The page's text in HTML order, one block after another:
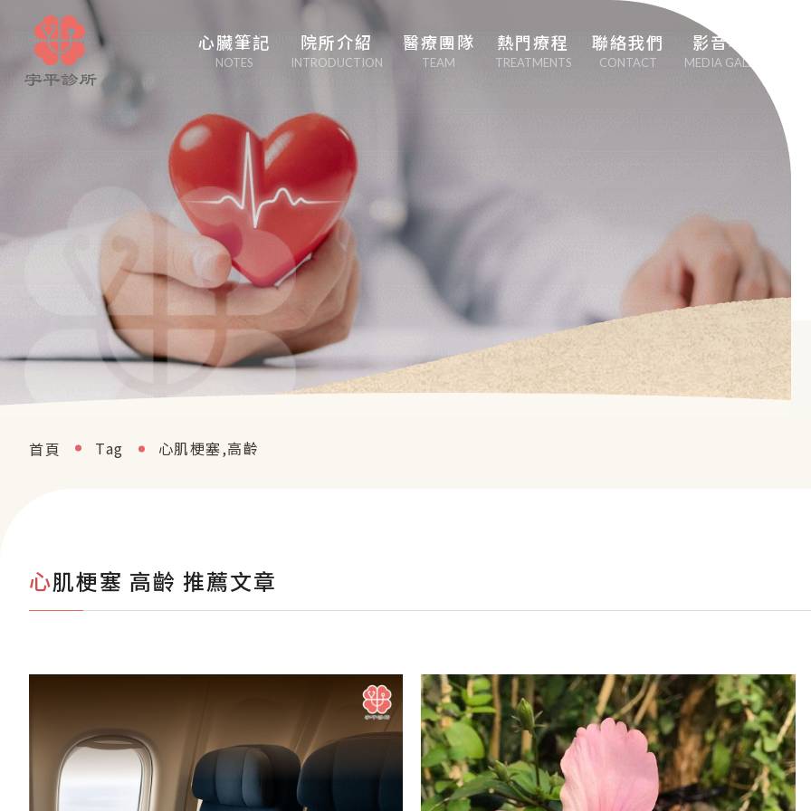
心臟筆記
NOTES
心臟管家
醫學博采
白塔隨筆
心事性事
輕盈人生
口吃大醫生
院所介紹
INTRODUCTION
醫療團隊
TEAM
熱門療程
TREATMENTS
男性健康醫學（性
功能勃起障礙治
聯絡我們
CONTACT
影音專區
MEDIA GALLERY
首頁 Tag 心肌梗塞,高齡
心肌梗塞 高齡 推薦文章